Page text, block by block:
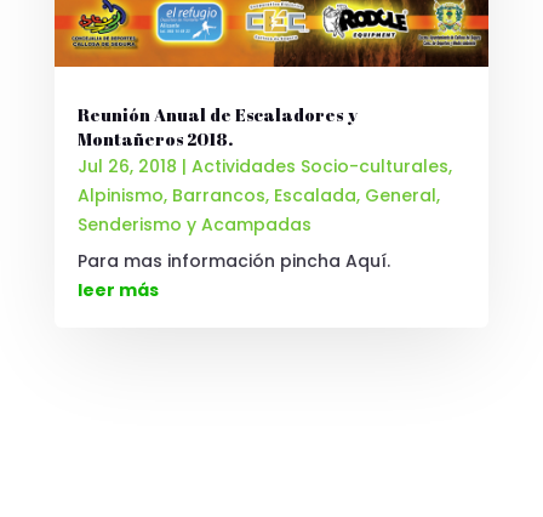
Reunión Anual de Escaladores y
Montañeros 2018.
Jul 26, 2018 | Actividades Socio-culturales,
Alpinismo, Barrancos, Escalada, General,
Senderismo y Acampadas
Para mas información pincha Aquí.
leer más